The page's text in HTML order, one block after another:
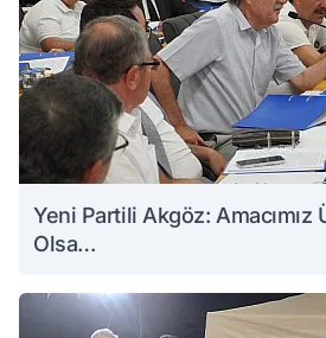
Yeni Partili Akgöz: Amacımız
Olsa…